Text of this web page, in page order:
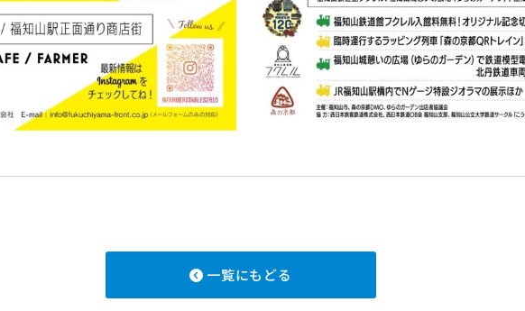
一覧にもどる